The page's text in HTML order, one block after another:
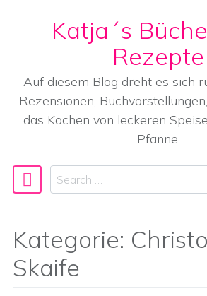
Skip to content
Katja´s
Rezepte
Auf diesem Blog dreht es sich
Rezensionen,
das Kochen von leckeren
Pfanne.
Main Navigation
Search
Kategorie:
Skaife